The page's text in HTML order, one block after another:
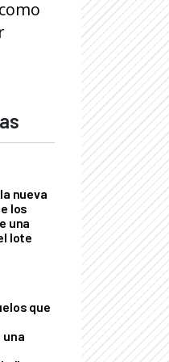
nueva
los
una
lote
que
una